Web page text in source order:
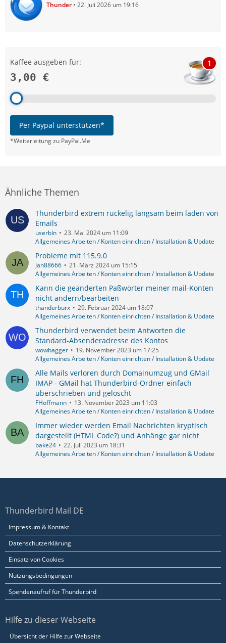
Thunder 22. Juli 2026 um 19:16
Kaffee ausgeben für:
3,00 €
1
Per Paypal unterstützen*
*Weiterleitung zu PayPal.Me
Ähnliche Themen
Thunderbird extrem ruckelig langsam beim laden von
Emails
userbln
23. Mai 2024 um 11:09
Allgemeines Arbeiten / Konten einrichten / Installation & Update
Probleme mit 115.9.0
Jan88666
21. März 2024 um 15:15
Allgemeines Arbeiten / Konten einrichten / Installation & Update
Kann die geänderten Paßwörter meiner mail-Konten
nicht ändern/bearbeiten
thanderburx
29. Februar 2024 um 18:07
Allgemeines Arbeiten / Konten einrichten / Installation & Update
Thunderbird verwendet beim Antworten die
Standard-Absenderadresse des Kontos
wowbagger
19. November 2023 um 17:25
Allgemeines Arbeiten / Konten einrichten / Installation & Update
Alle Mails verloren durch Domainumzug und GMail
IMAP - GMail hat Thunderbird-Ordner einfach
überschrieben und gelöscht
FHoffmann
13. November 2023 um 11:03
Allgemeines Arbeiten / Konten einrichten / Installation & Update
Immer wieder werden Email Nachrichten kryptisch
dargestellt (HTML Code?) und Anhänge gar nicht
bake24
22. Juli 2023 um 18:31
Allgemeines Arbeiten / Konten einrichten / Installation & Update
Thunderbird Mail DE
Impressum & Kontakt
Datenschutzerklärung
Einsatz von Cookies
Nutzungsbedingungen
Spendenaufruf für Thunderbird
Hilfe zu dieser Webseite
Übersicht der Hilfe zur Webseite